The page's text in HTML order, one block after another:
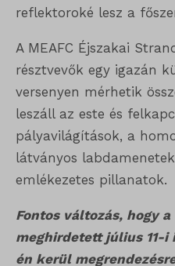
reflektoroké lesz a
A MEAFC Éjszakai
résztvevők egy igazán
versenyen mérhetik
leszáll az este és
pályavilágítások, a
látványos
emlékezetes pillanatok.
Fontos változás, hogy
meghirdetett július 11-
én kerül